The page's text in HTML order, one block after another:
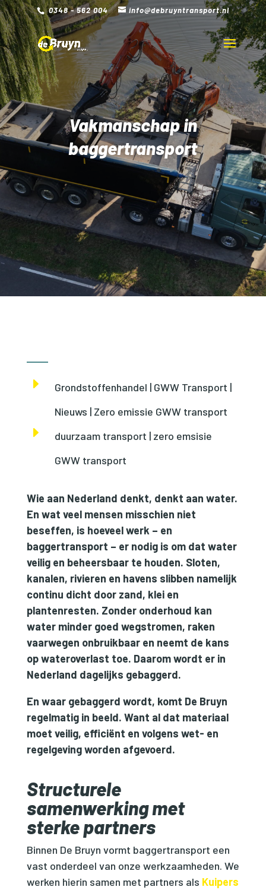
0348 - 562 004 info@debruyntransport.nl
Vakmanschap in
baggertransport
E
Grondstoffenhandel | GWW Transport |
Nieuws | Zero emissie GWW transport
E
duurzaam transport | zero emsisie
GWW transport
Wie aan Nederland denkt, denkt aan water.
En wat veel mensen misschien niet
beseffen, is hoeveel werk – en
baggertransport – er nodig is om dat water
veilig en beheersbaar te houden. Sloten,
kanalen, rivieren en havens slibben namelijk
continu dicht door zand, klei en
plantenresten. Zonder onderhoud kan
water minder goed wegstromen, raken
vaarwegen onbruikbaar en neemt de kans
op wateroverlast toe. Daarom wordt er in
Nederland dagelijks gebaggerd.
En waar gebaggerd wordt, komt De Bruyn
regelmatig in beeld. Want al dat materiaal
moet veilig, efficiënt en volgens wet- en
regelgeving worden afgevoerd.
Structurele
samenwerking met
sterke partners
Binnen De Bruyn vormt baggertransport een
vast onderdeel van onze werkzaamheden. We
werken hierin samen met partners als Kuipers